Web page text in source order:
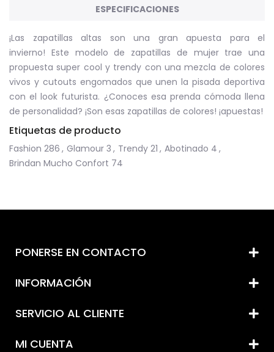
ESPECIFICACIONES
¡Las zapatillas altas son una gran apuesta para el
invierno! Este modelo de zapatillas de mujer trae una
propuesta super cool y trendy con una mezcla de colores
vivos y cutouts engomados que unen la pisada deportiva
con el look futurista. ¿Conoces esa prenda cómoda llena
de personalidad? ¡Son esas zapatillas de colores! ¡apuestas!
Etiquetas de producto
Fashion 286 , Glamour 3 , Trendy 21 , Abotinado 4 ,
Brindan Mucho Confort 74
PONERSE EN CONTACTO
INFORMACIÓN
SERVICIO AL CLIENTE
MI CUENTA